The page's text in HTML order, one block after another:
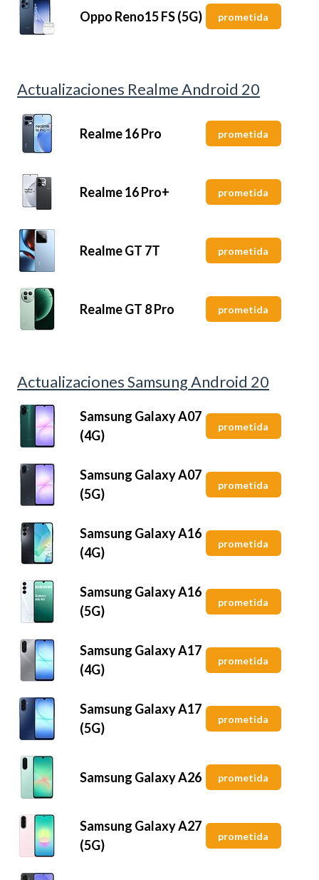
Oppo Reno15 FS (5G) prometida
Actualizaciones Realme Android 20
Realme 16 Pro prometida
Realme 16 Pro+ prometida
Realme GT 7T prometida
Realme GT 8 Pro prometida
Actualizaciones Samsung Android 20
Samsung Galaxy A07
(4G)
prometida
Samsung Galaxy A07
(5G)
prometida
Samsung Galaxy A16
(4G)
prometida
Samsung Galaxy A16
(5G)
prometida
Samsung Galaxy A17
(4G)
prometida
Samsung Galaxy A17
(5G)
prometida
Samsung Galaxy A26 prometida
Samsung Galaxy A27
(5G)
prometida